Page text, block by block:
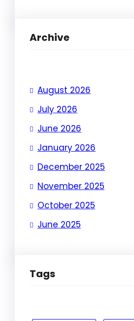
Archive
August 2026
July 2026
June 2026
January 2026
December 2025
November 2025
October 2025
June 2025
Tags